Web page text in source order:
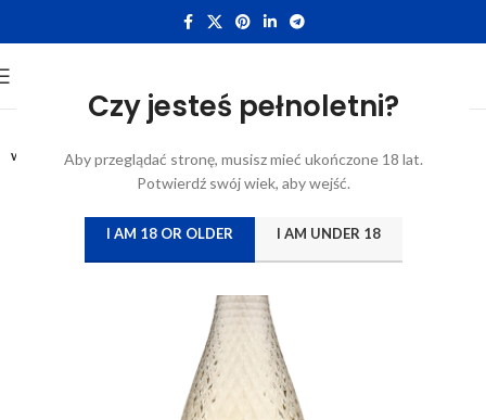
Czy jesteś pełnoletni?
Aby przeglądać stronę, musisz mieć ukończone 18 lat.
Potwierdź swój wiek, aby wejść.
I AM 18 OR OLDER I AM UNDER 18
WYTRAWNE